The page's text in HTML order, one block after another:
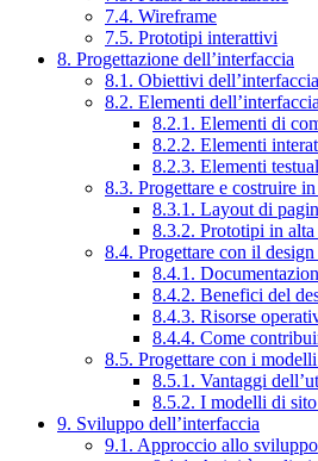
7.4. Wireframe
7.5. Prototipi interattivi
8. Progettazione dell’interfaccia
8.1. Obiettivi dell’interfaccia
8.2. Elementi dell’interfaccia
8.2.1. Elementi di
8.2.2. Elementi
8.2.3. Elementi
8.3. Progettare e costruire
8.3.1. Layout di
8.3.2. Prototipi in alta
8.4. Progettare con il
8.4.1.
8.4.2. Benefici del
8.4.3. Risorse
8.4.4. Come
8.5. Progettare con i
8.5.1. Vantaggi
8.5.2. I modelli di
9. Sviluppo dell’interfaccia
9.1. Approccio allo sviluppo